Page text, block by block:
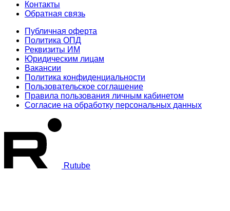
Контакты
Обратная связь
Публичная оферта
Политика ОПД
Реквизиты ИМ
Юридическим лицам
Вакансии
Политика конфиденциальности
Пользовательское соглашение
Правила пользования личным кабинетом
Согласие на обработку персональных данных
Rutube